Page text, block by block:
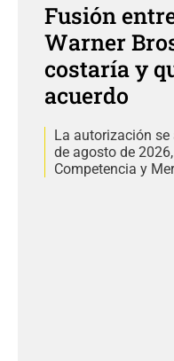
Fusión
Warner
costaría y
acuerdo
La autorización
de agosto de
Competencia y